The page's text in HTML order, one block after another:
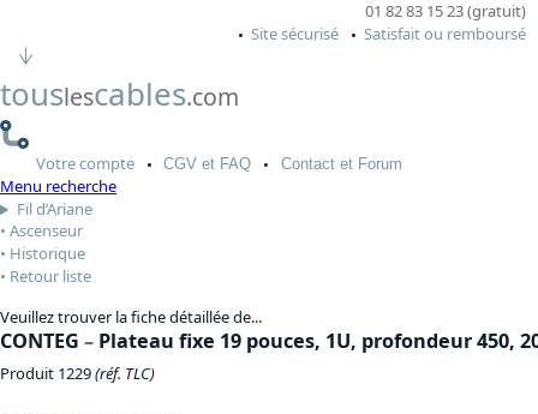
01 82 83 15 23 (gratuit)
Site sécurisé
Satisfait ou remboursé
touslescables.com
Votrecompte CGV et FAQ Contactet Forum
Menu recherche
Fil d’Ariane
Ascenseur
Historique
Retour liste
Veuillez trouver la fiche détaillée de...
CONTEG – Plateau fixe 19 pouces, 1U, profondeur 450,
Produit 1229(réf. TLC)